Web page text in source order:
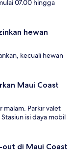
07.00 hingga
hewan
kecuali hewan
Maui Coast
malam. Parkir valet
isi daya mobil
out di Maui Coast